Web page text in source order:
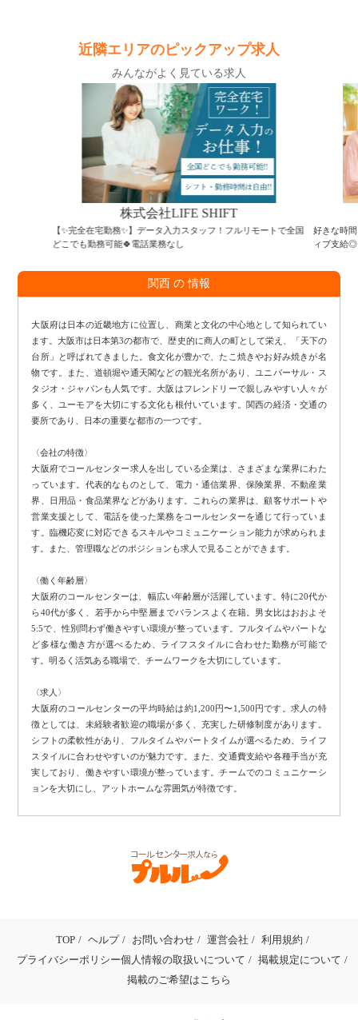
近隣エリアのピックアップ求人
みんながよく見ている求人
株式会社LIFE SHIFT
【✨完全在宅勤務✨】データ入力スタッフ！フルリモートで全国
どこでも勤務可能🍀電話業務なし
好きな時
ィブ支給◎
関西 の 情報
大阪府は日本の近畿地方に位置し、商業と文化の中心地として知られてい
ます。大阪市は日本第3の都市で、歴史的に商人の町として栄え、「天下の
台所」と呼ばれてきました。食文化が豊かで、たこ焼きやお好み焼きが名
物です。また、道頓堀や通天閣などの観光名所があり、ユニバーサル・ス
タジオ・ジャパンも人気です。大阪はフレンドリーで親しみやすい人々が
多く、ユーモアを大切にする文化も根付いています。関西の経済・交通の
要所であり、日本の重要な都市の一つです。
〈会社の特徴〉
大阪府でコールセンター求人を出している企業は、さまざまな業界にわた
っています。代表的なものとして、電力・通信業界、保険業界、不動産業
界、日用品・食品業界などがあります。これらの業界は、顧客サポートや
営業支援として、電話を使った業務をコールセンターを通じて行っていま
す。臨機応変に対応できるスキルやコミュニケーション能力が求められま
す。また、管理職などのポジションも求人で見ることができます。
〈働く年齢層〉
大阪府のコールセンターは、幅広い年齢層が活躍しています。特に20代か
ら40代が多く、若手から中堅層までバランスよく在籍。男女比はおおよそ
5:5で、性別問わず働きやすい環境が整っています。フルタイムやパートな
ど多様な働き方が選べるため、ライフスタイルに合わせた勤務が可能で
す。明るく活気ある職場で、チームワークを大切にしています。
〈求人〉
大阪府のコールセンターの平均時給は約1,200円〜1,500円です。求人の特
徴としては、未経験者歓迎の職場が多く、充実した研修制度があります。
シフトの柔軟性があり、フルタイムやパートタイムが選べるため、ライフ
スタイルに合わせやすいのが魅力です。また、交通費支給や各種手当が充
実しており、働きやすい環境が整っています。チームでのコミュニケーシ
ョンを大切にし、アットホームな雰囲気が特徴です。
TOP ヘルプ お問い合わせ 運営会社
利用規約
プライバシーポリシー個人情報の取扱いについて
掲載規定について
掲載のご希望はこちら